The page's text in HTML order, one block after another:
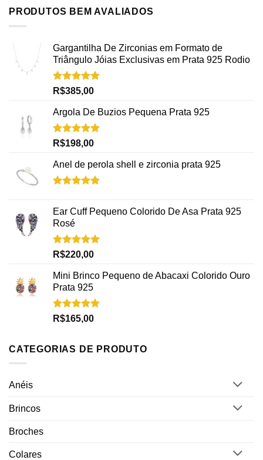
PRODUTOS BEM AVALIADOS
Gargantilha De Zirconias em Formato de
Triângulo Jóias Exclusivas em Prata 925 Rodio
Avaliação
R$385,00
Argola De Buzios Pequena Prata 925
Avaliação
R$198,00
Anel de perola shell e zirconia prata 925
Ear Cuff Pequeno Colorido De Asa Prata 925
Rosé
Avaliação
R$220,00
Mini Brinco Pequeno de Abacaxi Colorido Ouro
Prata 925
Avaliação
R$165,00
CATEGORIAS DE PRODUTO
Anéis
Brincos
Broches
Colares